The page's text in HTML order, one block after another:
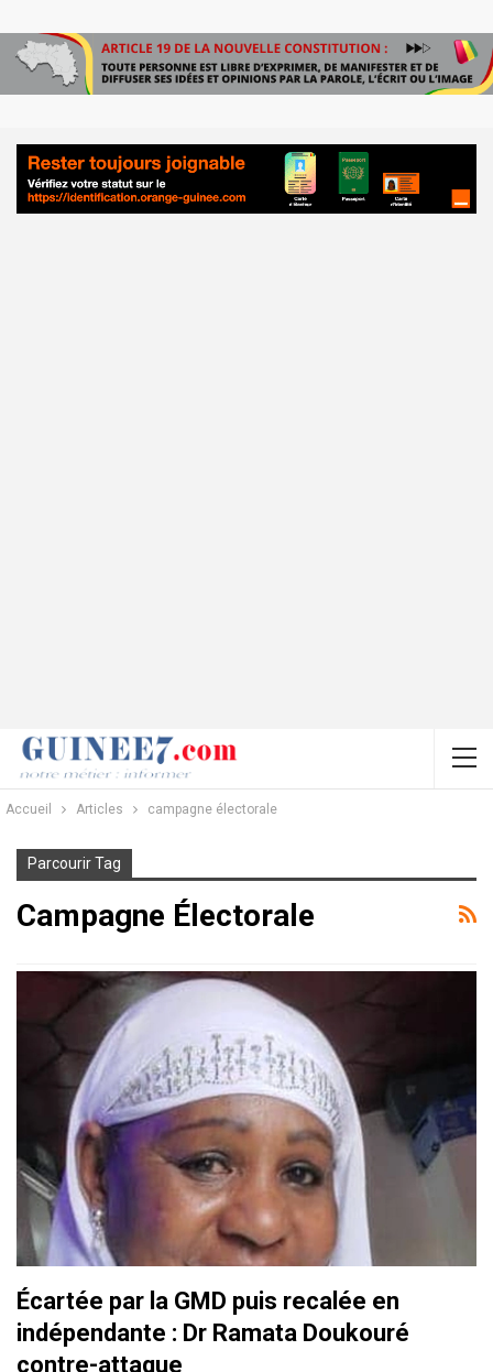
Accueil Articles campagne électorale
Parcourir Tag
Campagne Électorale
Écartée par la GMD puis recalée en
indépendante : Dr Ramata Doukouré
contre-attaque